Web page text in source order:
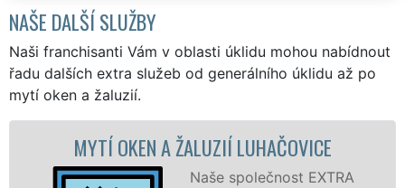
NAŠE DALŠÍ SLUŽBY
Naši franchisanti Vám v oblasti úklidu mohou nabídnout
řadu dalších extra služeb od generálního úklidu až po
mytí oken a žaluzií.
OKEN A ŽALUZIÍ LUHAČOVICE
Naše společnost EXTRA